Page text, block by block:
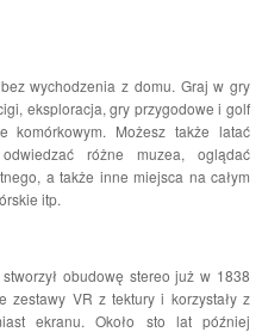
wychodzenia z domu. Graj w gry
eksploracja, gry przygodowe i golf
komórkowym. Możesz także latać
różne muzea, oglądać
a także inne miejsca na całym
itp.
obudowę stereo już w 1838
zestawy VR z tektury i korzystały z
ekranu. Około sto lat później